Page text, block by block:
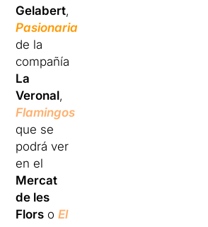
Gelabert,
Pasionaria
de la
compañía
La
Veronal,
Flamingos
que se
podrá ver
en el
Mercat
de les
Flors oEl